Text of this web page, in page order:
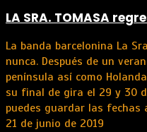
LA SRA. TOMASA
La banda barcelonina La
nunca. Después de un
península así como
su final de gira el 29 y 30
puedes guardar las fechas
21 de junio de 2019